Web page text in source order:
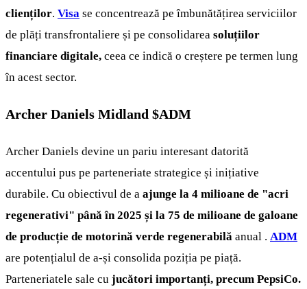
clienților. Visa se concentrează pe îmbunătățirea serviciilor
de plăți transfrontaliere și pe consolidarea soluțiilor
financiare digitale, ceea ce indică o creștere pe termen lung
în acest sector.
Archer Daniels Midland $ADM
Archer Daniels devine un pariu interesant datorită
accentului pus pe parteneriate strategice și inițiative
durabile. Cu obiectivul de a ajunge la 4 milioane de "acri
regenerativi" până în 2025 și la 75 de milioane de galoane
de producție de motorină verde regenerabilă anual . ADM
are potențialul de a-și consolida poziția pe piață.
Parteneriatele sale cu jucători importanți, precum PepsiCo.